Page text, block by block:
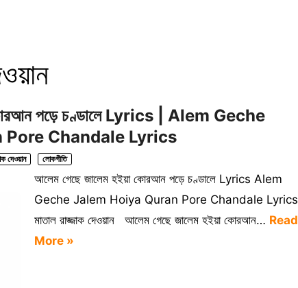
পড়ে চণ্ডালে Lyrics | Alem Geche
Chandale Lyrics
দেওয়ান লোকগীতি
আলেম গেছে জালেম হইয়া কোরআন পড়ে চণ্ডালে Lyrics Alem
Geche Jalem Hoiya Quran Pore Chandale Lyrics
মাতাল রাজ্জাক দেওয়ান আলেম গেছে জালেম হইয়া কোরআন… Read
More »